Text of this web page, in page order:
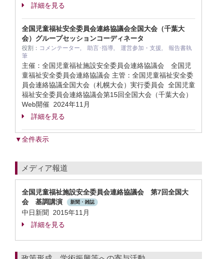
詳細を見る
全国児童福祉安全委員会連絡協議会全国大会（千葉大
会）グループセッションコーディネータ
役割： コメンテーター, 助言･指導, 運営参加・支援, 報告書執
筆
主催：全国児童福祉施設安全委員会連絡協議会 全国児
童福祉安全委員会連絡協議会 主管：全国児童福祉安全委
員会連絡協議全国大会（札幌大会）実行委員会 全国児童
福祉安全委員会連絡協議会第15回全国大会（千葉大会）
Web開催 2024年11月
詳細を見る
▼全件表示
メディア報道
全国児童福祉施設安全委員会連絡協議会 第7回全国大
会 基調講演
新聞・雑誌
中日新聞 2015年11月
詳細を見る